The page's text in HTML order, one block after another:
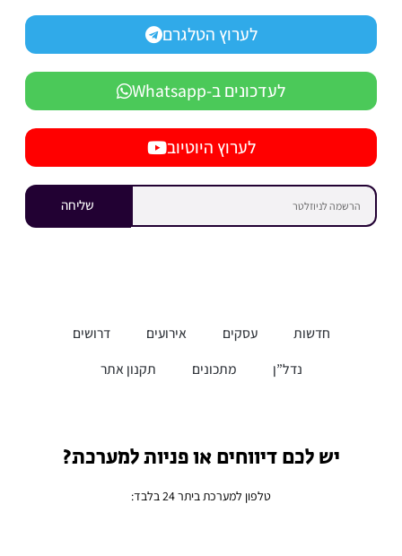
לערוץ הטלגרם
לעדכונים ב-Whatsapp
לערוץ היוטיוב
שליחה
חדשות עסקים אירועים
דרושים
נדל”ן
מתכונים תקנון אתר
יש לכם דיווחים או פניות למערכת?
טלפון למערכת ביתר 24 בלבד: